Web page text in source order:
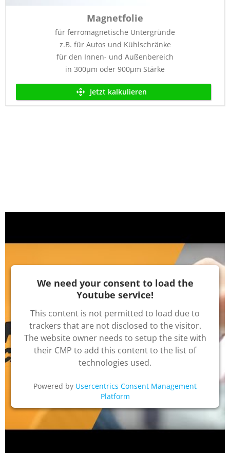
Magnetfolie
für ferromagnetische Untergründe
z.B. für Autos und Kühlschränke
für den Innen- und Außenbereich
in 300µm oder 900µm Stärke
Jetzt kalkulieren
We need your consent to load the
Youtube service!
This content is not permitted to load due to
trackers that are not disclosed to the visitor.
The website owner needs to setup the site with
their CMP to add this content to the list of
technologies used.
Powered by Usercentrics Consent Management
Platform